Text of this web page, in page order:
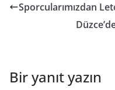
Sporcularımızdan
Bir yanıt yazın